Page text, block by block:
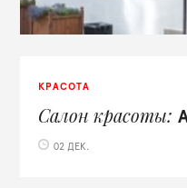
КРАСОТА
Салон красоты
02 ДЕК.